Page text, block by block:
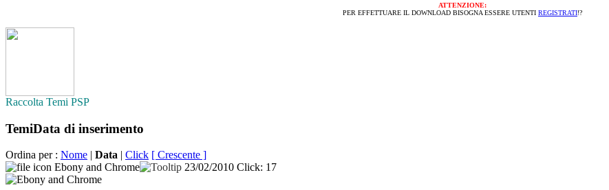
ATTENZIONE:
PER EFFETTUARE IL DOWNLOAD BISOGNA ESSERE UTENTI REGISTRATI!?
Raccolta Temi PSP
TemiData di inserimento
Ordina per : Nome | Data | Click [ Crescente ]
Ebony and Chrome
23/02/2010 Click: 17